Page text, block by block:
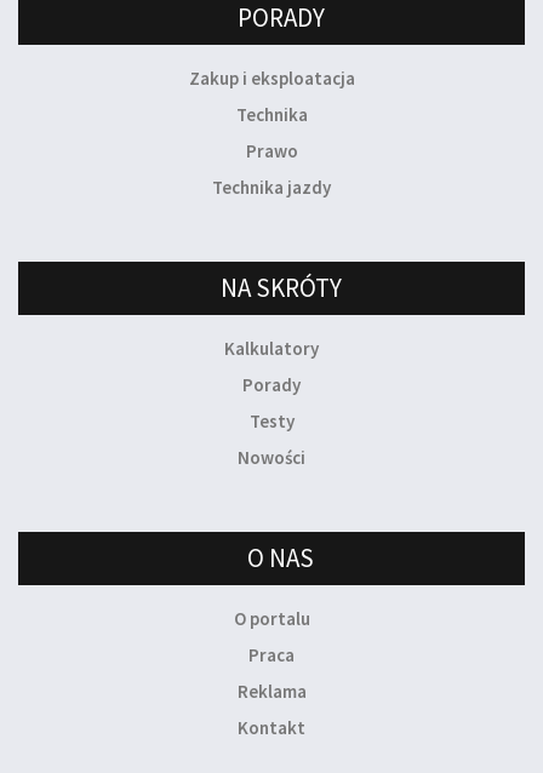
PORADY
Zakup i eksploatacja
Technika
Prawo
Technika jazdy
NA SKRÓTY
Kalkulatory
Porady
Testy
Nowości
O NAS
O portalu
Praca
Reklama
Kontakt